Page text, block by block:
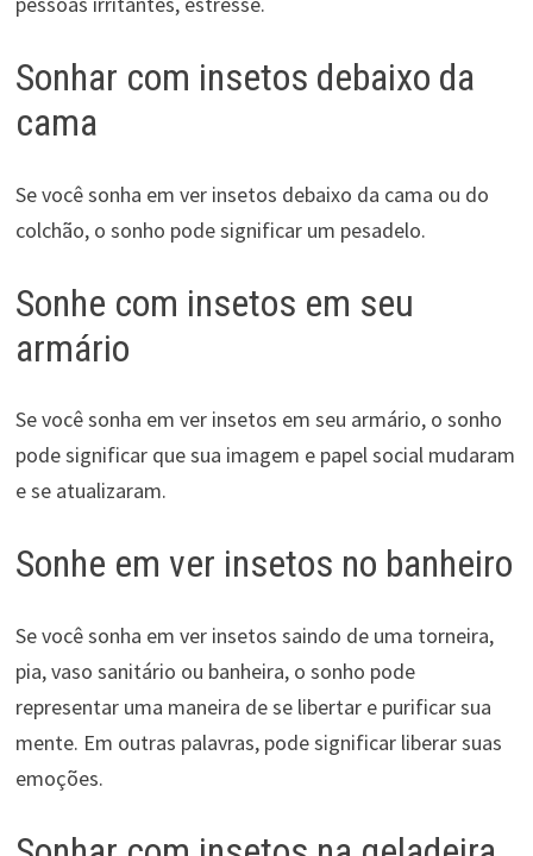
Sonhar com insetos debaixo da
cama
Se você sonha em ver insetos debaixo da cama ou do
colchão, o sonho pode significar um pesadelo.
Sonhe com insetos em seu
armário
Se você sonha em ver insetos em seu armário, o sonho
pode significar que sua imagem e papel social mudaram
e se atualizaram.
Sonhe em ver insetos no banheiro
Se você sonha em ver insetos saindo de uma torneira,
pia, vaso sanitário ou banheira, o sonho pode
representar uma maneira de se libertar e purificar sua
mente. Em outras palavras, pode significar liberar suas
emoções.